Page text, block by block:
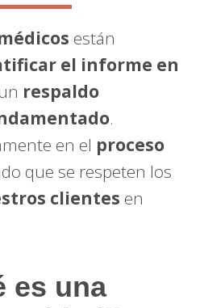
están
el informe en
respaldo
.
en el proceso
que se respeten los
clientes en
es una